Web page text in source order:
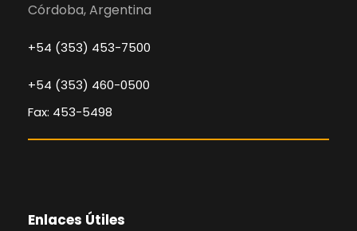
Córdoba, Argentina
+54 (353) 453-7500
+54 (353) 460-0500
Fax: 453-5498
Enlaces Útiles